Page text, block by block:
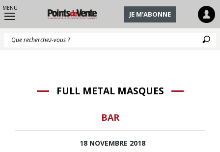
MENU
JE M'ABONNE
FULL METAL MASQUES
BAR
18 NOVEMBRE 2018